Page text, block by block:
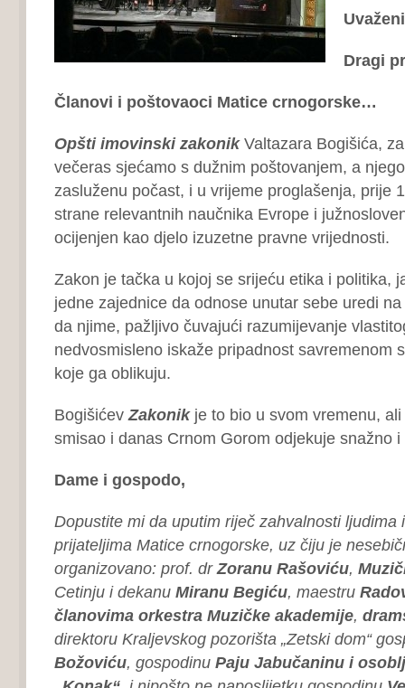
Dragi
Članovi i poštovaoci Matice crnogorske…
Opšti imovinski zakonikValtazara Bogišića,
večeras sjećamo s dužnim poštovanjem, a
zasluženu počast, i u vrijeme proglašenja, prije
strane relevantnih naučnika Evrope i
ocijenjen kao djelo izuzetne pravne vrijednosti.
Zakon je tačka u kojoj se srijeću etika i politika,
jedne zajednice da odnose unutar sebe uredi
da njime, pažljivo čuvajući razumijevanje
nedvosmisleno iskaže pripadnost savremenom
koje ga oblikuju.
Bogišićev Zakonikje to bio u svom vremenu,
smisao i danas Crnom Gorom odjekuje snažno
Dame i gospodo,
Dopustite mi da uputim riječ zahvalnosti ljudima
prijateljima Matice crnogorske, uz čiju je
organizovano: prof. drZoranu Rašoviću,
Cetinju i dekanu Miranu Begiću, maestru
članovima orkestra Muzičke akademije,
direktoru Kraljevskog pozorišta „Zetski dom“
Božoviću, gospodinu Paju Jabučaninu i